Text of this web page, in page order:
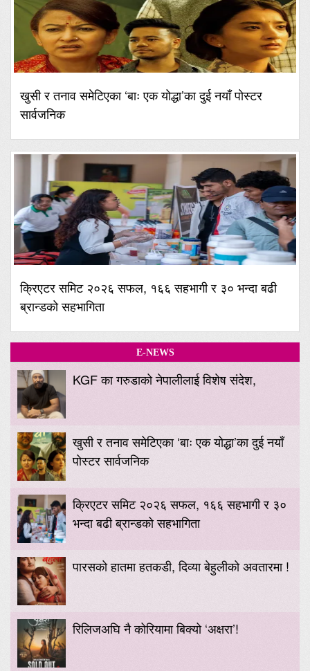
खुसी र तनाव समेटिएका ‘बाः एक योद्धा’का दुई नयाँ पोस्टर
सार्वजनिक
क्रिएटर समिट २०२६ सफल, १६६ सहभागी र ३० भन्दा बढी
ब्रान्डको सहभागिता
E-NEWS
KGF का गरुडाको नेपालीलाई विशेष संदेश,
खुसी र तनाव समेटिएका ‘बाः एक योद्धा’का दुई नयाँ
पोस्टर सार्वजनिक
क्रिएटर समिट २०२६ सफल, १६६ सहभागी र ३०
भन्दा बढी ब्रान्डको सहभागिता
पारसको हातमा हतकडी, दिव्या बेहुलीको अवतारमा !
रिलिजअघि नै कोरियामा बिक्यो ‘अक्षरा’!